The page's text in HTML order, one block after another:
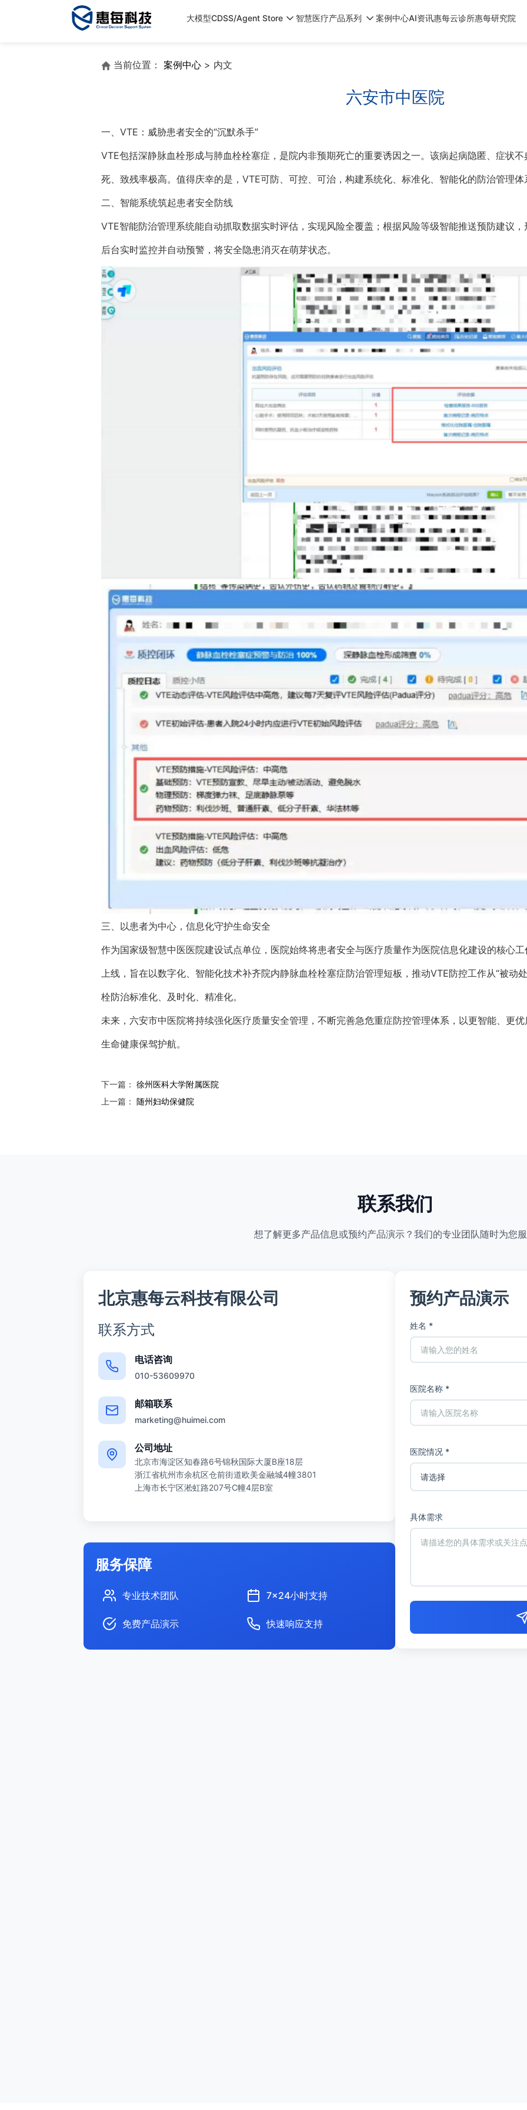
大模型CDSS/Agent Store 智慧医疗产品系列 案例中心AI资讯惠每云诊所惠每研究院
当前位置： 案例中心 > 内文
六安市中医院
一、VTE：威胁患者安全的“沉默杀手”
VTE包括深静脉血栓形成与肺血栓栓塞症，是院内非预期死亡的重要诱因之一。该病起病隐匿、症状
死、致残率极高。值得庆幸的是，VTE可防、可控、可治，构建系统化、标准化、智能化的防治管理体
二、智能系统筑起患者安全防线
VTE智能防治管理系统能自动抓取数据实时评估，实现风险全覆盖；根据风险等级智能推送预防建议
后台实时监控并自动预警，将安全隐患消灭在萌芽状态。
三、以患者为中心，信息化守护生命安全
作为国家级智慧中医医院建设试点单位，医院始终将患者安全与医疗质量作为医院信息化建设的核心
上线，旨在以数字化、智能化技术补齐院内静脉血栓栓塞症防治管理短板，推动VTE防控工作从“被动
栓防治标准化、及时化、精准化。
未来，六安市中医院将持续强化医疗质量安全管理，不断完善急危重症防控管理体系，以更智能、更
生命健康保驾护航。
下一篇： 徐州医科大学附属医院
上一篇： 随州妇幼保健院
联系我们
想了解更多产品信息或预约产品演示？我们的专业团队随时为您
北京惠每云科技有限公司
联系方式
电话咨询
010-53609970
邮箱联系
marketing@huimei.com
公司地址
北京市海淀区知春路6号锦秋国际大厦B座18层
浙江省杭州市余杭区仓前街道欧美金融城4幢3801
上海市长宁区淞虹路207号C幢4层B室
服务保障
专业技术团队 7x24小时支持
免费产品演示 快速响应支持
预约产品演示
姓名 *
医院名称 *
医院情况 *
具体需求